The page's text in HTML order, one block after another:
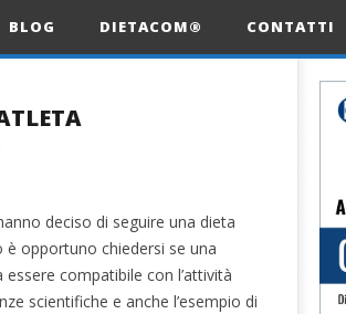
BLOG DIETACOM® CONTATTI
deciso di seguire una dieta
opportuno chiedersi se una
compatibile con l’attività
scientifiche e anche l’esempio di